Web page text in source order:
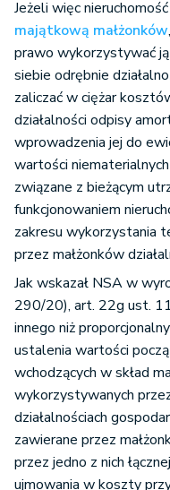
Jeżeli więc
majątkową małżonków
prawo wykorzystywać
siebie odrębnie
zaliczać w ciężar
działalności odpisy
wprowadzenia jej do
wartości
związane z bieżącym
funkcjonowaniem
zakresu wykorzystania
przez małżonków
Jak wskazał NSA w
290/20), art. 22g ust.
innego niż
ustalenia wartości
wchodzących w skład
wykorzystywanych
działalnościach
zawierane przez
przez jedno z nich
ujmowania w koszty